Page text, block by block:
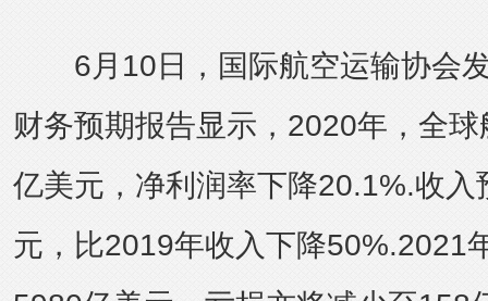
6月10日，国际航空运输协会发
财务预期报告显示，2020年，全
亿美元，净利润率下降20.1%.收
元，比2019年收入下降50%.2021